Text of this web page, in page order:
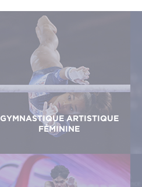
GYMNASTIQUE ARTISTIQUE
FÉMININE